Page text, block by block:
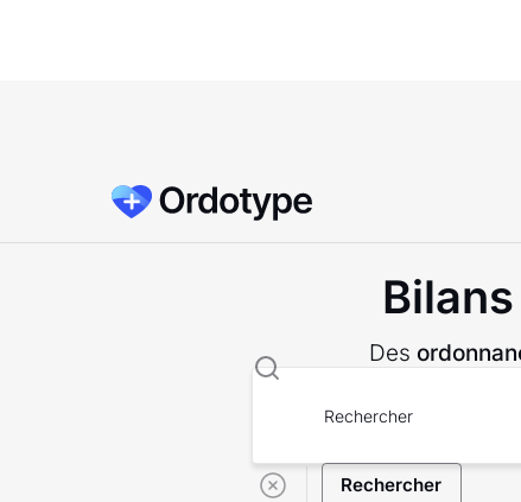
Des
Rechercher